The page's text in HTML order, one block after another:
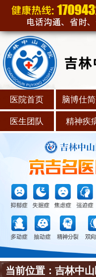
医院首页 脑博仕
医生团队 精神疾
当前位置：吉林中